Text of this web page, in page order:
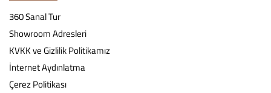
360 Sanal Tur
Showroom Adresleri
KVKK ve Gizlilik Politikamız
İnternet Aydınlatma
Çerez Politikası